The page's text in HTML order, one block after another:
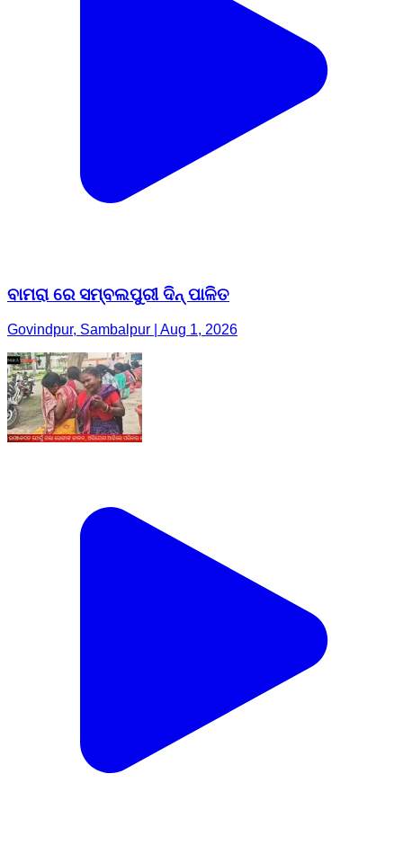
ବାମରା ରେ ସମ୍ବଲପୁରୀ ଦିନ୍ ପାଳିତ
Govindpur, Sambalpur | Aug 1, 2026